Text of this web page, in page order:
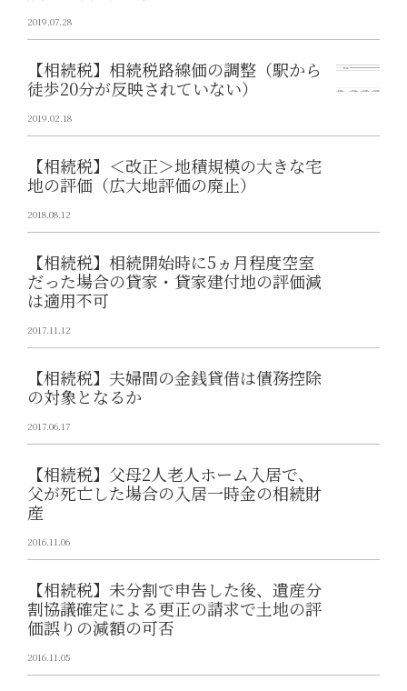
2019.07.28
【相続税】相続税路線価の調整（駅から
徒歩20分が反映されていない）
2019.02.18
【相続税】＜改正＞地積規模の大きな宅
地の評価（広大地評価の廃止）
2018.08.12
【相続税】相続開始時に5ヵ月程度空室
だった場合の貸家・貸家建付地の評価減
は適用不可
2017.11.12
【相続税】夫婦間の金銭貸借は債務控除
の対象となるか
2017.06.17
【相続税】父母2人老人ホーム入居で、
父が死亡した場合の入居一時金の相続財
産
2016.11.06
【相続税】未分割で申告した後、遺産分
割協議確定による更正の請求で土地の評
価誤りの減額の可否
2016.11.05